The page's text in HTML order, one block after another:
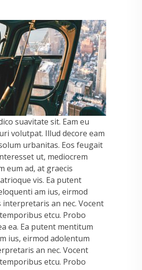
suavitate sit. Eam eu
volutpat. Illud decore eam
urbanitas. Eos feugait
ut, mediocrem
eum ad, at graecis
vis. Ea putent
am ius, eirmod
interpretaris an nec. Vocent
etcu. Probo
ea. Ea putent mentitum
ius, eirmod adolentum
an nec. Vocent
etcu. Probo